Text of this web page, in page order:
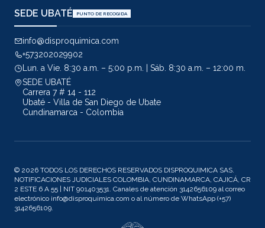
SEDE UBATÉ PUNTO DE RECOGIDA
info@disproquimica.com
+573202029902
Lun. a Vie. 8:30 a.m. – 5:00 p.m. | Sáb. 8:30 a.m. – 12:00 m.
SEDE UBATÉ
Carrera 7 # 14 - 112
Ubaté - Villa de San Diego de Ubate
Cundinamarca - Colombia
© 2026 TODOS LOS DERECHOS RESERVADOS DISPROQUIMICA SAS.
NOTIFICACIONES JUDICIALES COLOMBIA, CUNDINAMARCA, CAJICÁ, CR
2 ESTE 6 A 55 | NIT 901403531. Canales de atención 3142656109 al correo
electrónico info@disproquimica.com o al número de WhatsApp (+57)
3142656109.